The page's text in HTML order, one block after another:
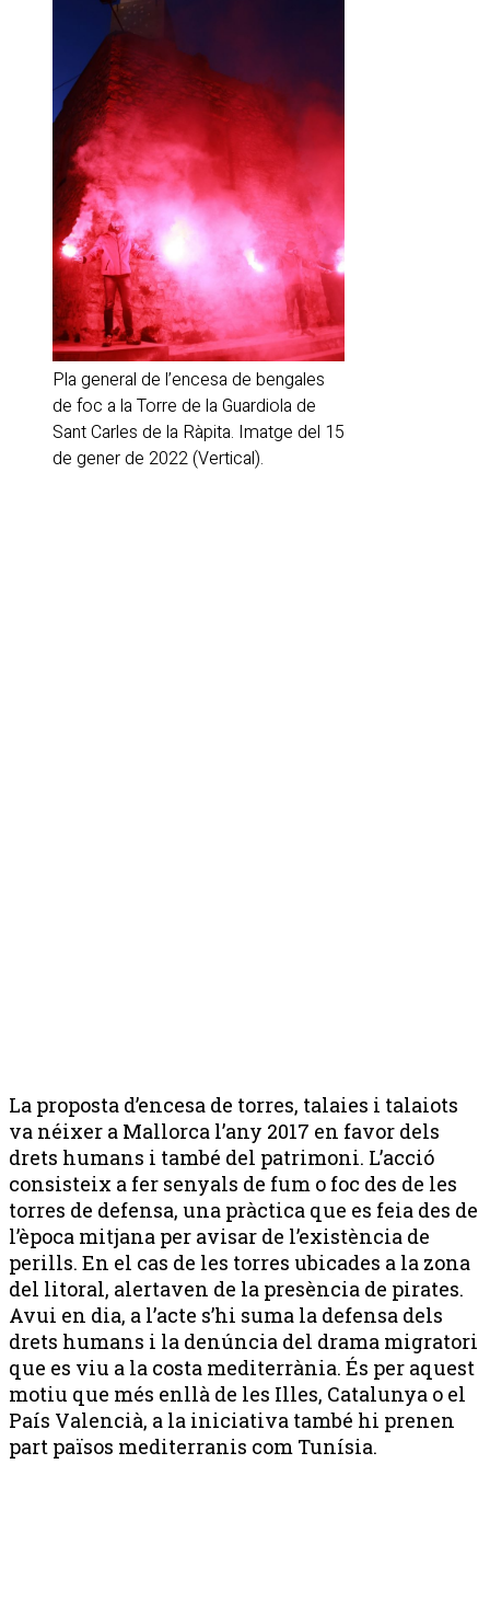
Pla general de l’encesa de bengales
de foc a la Torre de la Guardiola de
Sant Carles de la Ràpita. Imatge del 15
de gener de 2022 (Vertical).
La proposta d’encesa de torres, talaies i talaiots
va néixer a Mallorca l’any 2017 en favor dels
drets humans i també del patrimoni. L’acció
consisteix a fer senyals de fum o foc des de les
torres de defensa, una pràctica que es feia des de
l’època mitjana per avisar de l’existència de
perills. En el cas de les torres ubicades a la zona
del litoral, alertaven de la presència de pirates.
Avui en dia, a l’acte s’hi suma la defensa dels
drets humans i la denúncia del drama migratori
que es viu a la costa mediterrània. És per aquest
motiu que més enllà de les Illes, Catalunya o el
País Valencià, a la iniciativa també hi prenen
part països mediterranis com Tunísia.